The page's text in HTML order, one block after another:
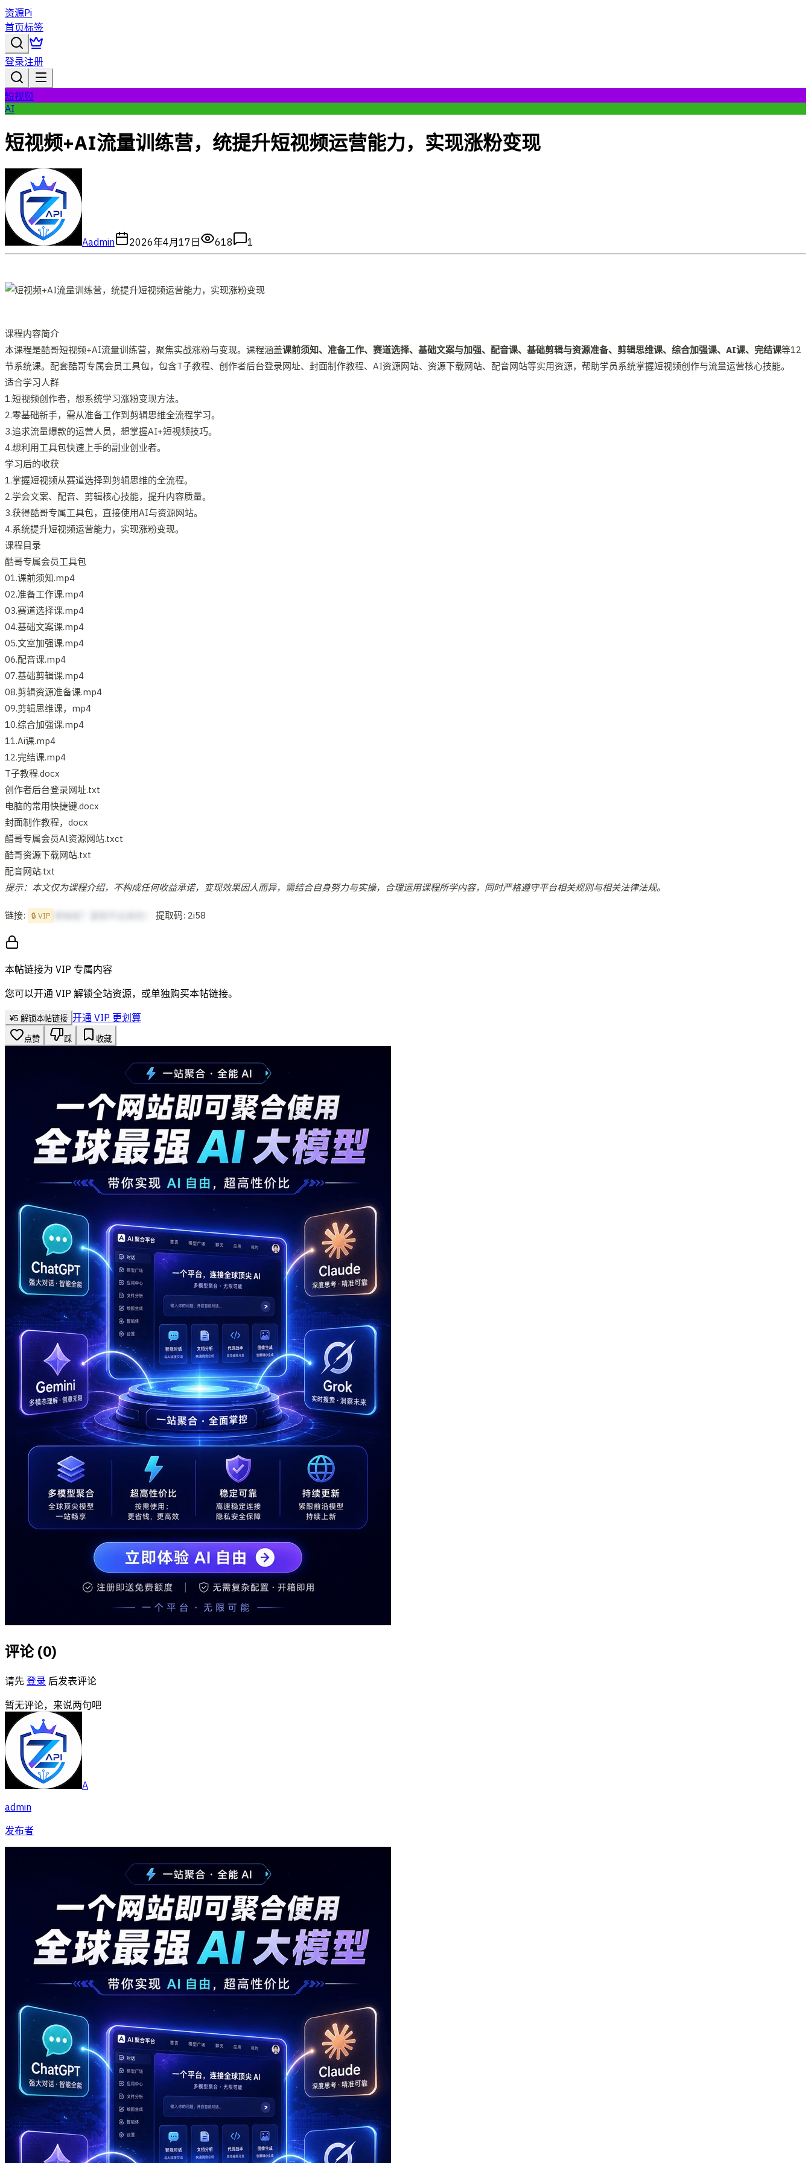
资源Pi
首页标签
登录注册
短视频
AI
短视频+AI流量训练营，统提升短视频运营能力，实现涨粉变现
Aadmin 2026年4月17日 618 1
课程内容简介
本课程是酷哥短视频+AI流量训练营，聚焦实战涨粉与变现。课程涵盖课前须知、准备工作、赛道选择、基础文案与加强、配音课、基础剪辑与资源准备、剪辑思维课、综合加强课、AI课、完结课等12
节系统课。配套酷哥专属会员工具包，包含T子教程、创作者后台登录网址、封面制作教程、AI资源网站、资源下载网站、配音网站等实用资源，帮助学员系统掌握短视频创作与流量运营核心技能。
适合学习人群
1.短视频创作者，想系统学习涨粉变现方法。
2.零基础新手，需从准备工作到剪辑思维全流程学习。
3.追求流量爆款的运营人员，想掌握AI+短视频技巧。
4.想利用工具包快速上手的副业创业者。
学习后的收获
1.掌握短视频从赛道选择到剪辑思维的全流程。
2.学会文案、配音、剪辑核心技能，提升内容质量。
3.获得酷哥专属工具包，直接使用AI与资源网站。
4.系统提升短视频运营能力，实现涨粉变现。
课程目录
酷哥专属会员工具包
01.课前须知.mp4
02.准备工作课.mp4
03.赛道选择课.mp4
04.基础文案课.mp4
05.文室加强课.mp4
06.配音课.mp4
07.基础剪辑课.mp4
08.剪辑资源准备课.mp4
09.剪辑思维课，mp4
10.综合加强课.mp4
11.Ai课.mp4
12.完结课.mp4
T子教程.docx
创作者后台登录网址.txt
电脑的常用快捷键.docx
封面制作教程，docx
醋哥专属会员Al资源网站.txct
酷哥资源下载网站.txt
配音网站.txt
提示：本文仅为课程介绍，不构成任何收益承诺，变现效果因人而异，需结合自身努力与实操，合理运用课程所学内容，同时严格遵守平台相关规则与相关法律法规。
链接: 🔒 VIP 提取码: 2i58
本帖链接为 VIP 专属内容
您可以开通 VIP 解锁全站资源，或单独购买本帖链接。
¥5 解锁本帖链接 开通 VIP 更划算
点赞 踩 收藏
评论 (0)
请先 登录 后发表评论
暂无评论，来说两句吧
A
admin
发布者